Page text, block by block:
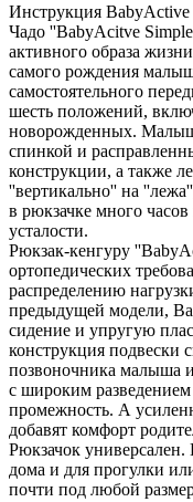
Инструкция
Чадо ''BabyAcitve
активного образа
самого рождения
самостоятельного
шесть положений,
новорожденных.
спинкой и
конструкции, а также
''вертикально'' на
в рюкзачке много
усталости.
Рюкзак-кенгуру
ортопедических
распределению
предыдущей модели,
сидение и упругую
конструкция подвески
позвоночника малыша
с широким
промежность. А
добавят комфорт
Рюкзачок
дома и для прогулки
почти под любой